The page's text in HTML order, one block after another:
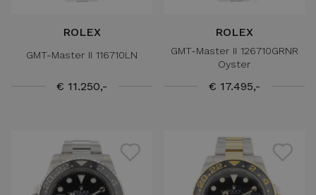
ROLEX
GMT-Master II 116710LN
€ 11.250,-
ROLEX
GMT-Master II 126710GRNR
Oyster
€ 17.495,-